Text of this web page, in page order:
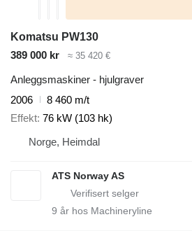
Komatsu PW130
389 000 kr
≈ 35 420 €
Anleggsmaskiner - hjulgraver
2006
8 460 m/t
Effekt 76 kW (103 hk)
Norge, Heimdal
ATS Norway AS
9 år hos Machineryline